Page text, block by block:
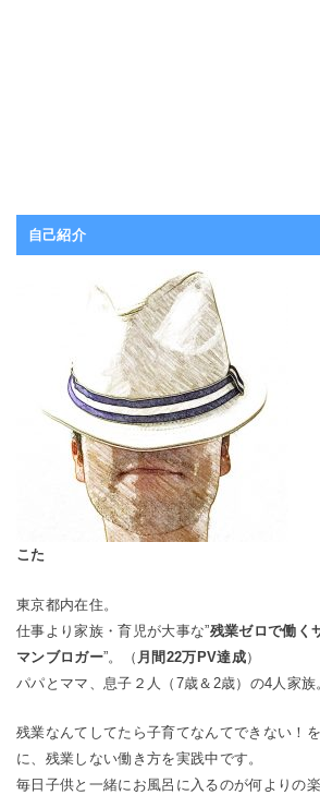
自己紹介
こた
東京都内在住。
仕事より家族・育児が大事な”残業ゼロで働く
マンブロガー”。（ 月間22万PV達成）
パパとママ、息子２人（7歳＆2歳）の4人家族
残業なんてしてたら子育てなんてできない！
に、残業しない働き方を実践中です。
毎日子供と一緒にお風呂に入るのが何よりの楽